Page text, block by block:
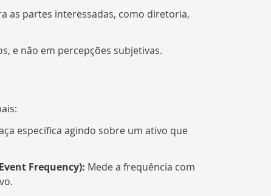
as partes interessadas, como diretoria,
e não em percepções subjetivas.
específica agindo sobre um ativo que
Frequency): Mede a frequência com